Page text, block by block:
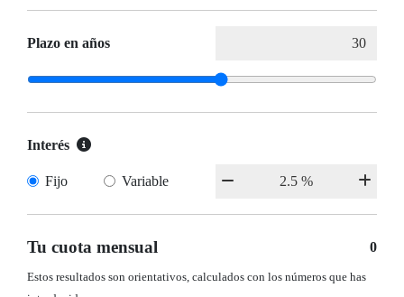
Plazo en años
Interés
Fijo Variable
Tu cuota mensual 0
Estos resultados son orientativos, calculados con los números que has